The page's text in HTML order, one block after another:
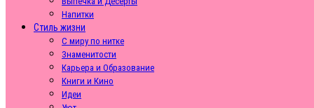
Напитки
Стиль жизни
С миру по нитке
Знаменитости
Карьера и Образование
Книги и Кино
Идеи